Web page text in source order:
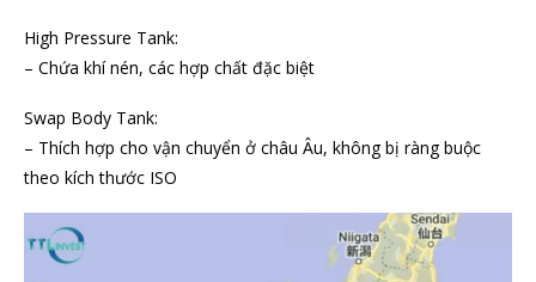
High Pressure Tank:
– Chứa khí nén, các hợp chất đặc biệt
Swap Body Tank:
– Thích hợp cho vận chuyển ở châu Âu, không bị ràng buộc
theo kích thước ISO